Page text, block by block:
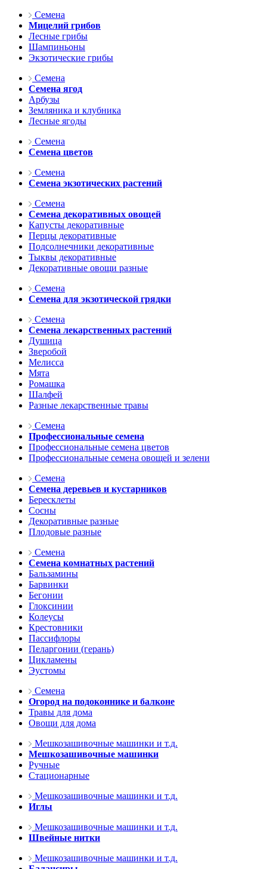
Семена
Мицелий грибов
Лесные грибы
Шампиньоны
Экзотические грибы
Семена
Семена ягод
Арбузы
Земляника и клубника
Лесные ягоды
Семена
Семена цветов
Семена
Семена экзотических растений
Семена
Семена декоративных овощей
Капусты декоративные
Перцы декоративные
Подсолнечники декоративные
Тыквы декоративные
Декоративные овощи разные
Семена
Семена для экзотической грядки
Семена
Семена лекарственных растений
Душица
Зверобой
Мелисса
Мята
Ромашка
Шалфей
Разные лекарственные травы
Семена
Профессиональные семена
Профессиональные семена цветов
Профессиональные семена овощей и зелени
Семена
Семена деревьев и кустарников
Бересклеты
Сосны
Декоративные разные
Плодовые разные
Семена
Семена комнатных растений
Бальзамины
Барвинки
Бегонии
Глоксинии
Колеусы
Крестовники
Пассифлоры
Пеларгонии (герань)
Цикламены
Эустомы
Семена
Огород на подоконнике и балконе
Травы для дома
Овощи для дома
Мешкозашивочные машинки и т.д.
Мешкозашивочные машинки
Ручные
Стационарные
Мешкозашивочные машинки и т.д.
Иглы
Мешкозашивочные машинки и т.д.
Швейные нитки
Мешкозашивочные машинки и т.д.